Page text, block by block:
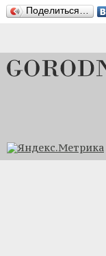
Поделиться…